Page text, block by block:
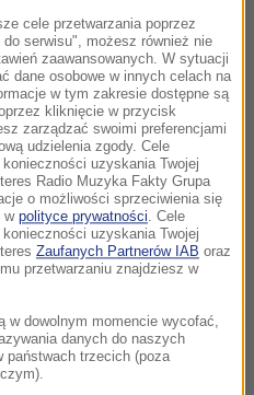
objętej sankcjami
Rady
wizę. Pozwalała
ONZ. Rosyjska
z wyjazdu.
Josif Kobzon,
domagał się
dyplomatycznych z USA.
niezauważona - groził
cele przetwarzania poprzez
serwisu", możesz również nie
zaawansowanych. W sytuacji
dane osobowe w innych celach na
w tym zakresie dostępne są
kliknięcie w przycisk
zarządzać swoimi preferencjami
udzielenia zgody. Cele
uzyskania Twojej
Radio Muzyka Fakty Grupa
o możliwości sprzeciwienia się
w polityce prywatności. Cele
uzyskania Twojej
Zaufanych Partnerów IAB oraz
przetwarzaniu znajdziesz w
w dowolnym momencie wycofać,
danych do naszych
państwach trzecich (poza